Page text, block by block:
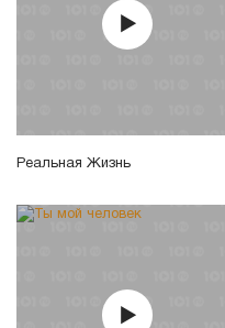
Реальная Жизнь